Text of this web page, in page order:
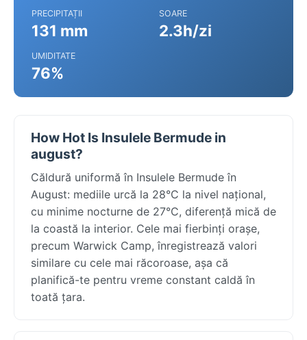
PRECIPITAȚII
131 mm
SOARE
2.3h/zi
UMIDITATE
76%
How Hot Is Insulele Bermude in
august?
Căldură uniformă în Insulele Bermude în
August: mediile urcă la 28°C la nivel național,
cu minime nocturne de 27°C, diferență mică de
la coastă la interior. Cele mai fierbinți orașe,
precum Warwick Camp, înregistrează valori
similare cu cele mai răcoroase, așa că
planifică-te pentru vreme constant caldă în
toată țara.